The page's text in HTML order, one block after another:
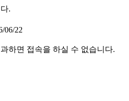
.
06/22
하면 접속을 하실 수 없습니다.